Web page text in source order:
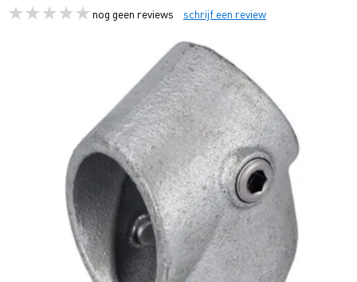
nog geen reviews schrijf een review